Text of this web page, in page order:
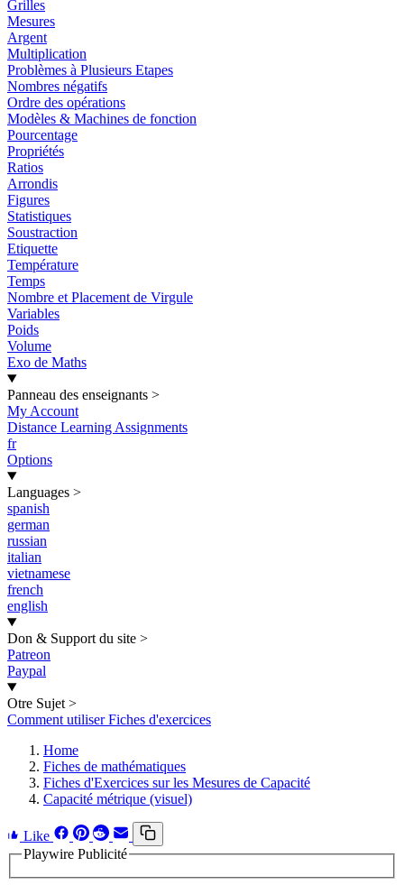
Grilles
Mesures
Argent
Multiplication
Problèmes à Plusieurs Etapes
Nombres négatifs
Ordre des opérations
Modèles & Machines de fonction
Pourcentage
Propriétés
Ratios
Arrondis
Figures
Statistiques
Soustraction
Etiquette
Température
Temps
Nombre et Placement de Virgule
Variables
Poids
Volume
Exo de Maths
Panneau des enseignants >
My Account
Distance Learning Assignments
fr
Options
Languages >
spanish
german
russian
italian
vietnamese
french
english
Don & Support du site >
Patreon
Paypal
Otre Sujet >
Comment utiliser Fiches d'exercices
Home
Fiches de mathématiques
Fiches d'Exercices sur les Mesures de Capacité
Capacité métrique (visuel)
Like
Playwire Publicité